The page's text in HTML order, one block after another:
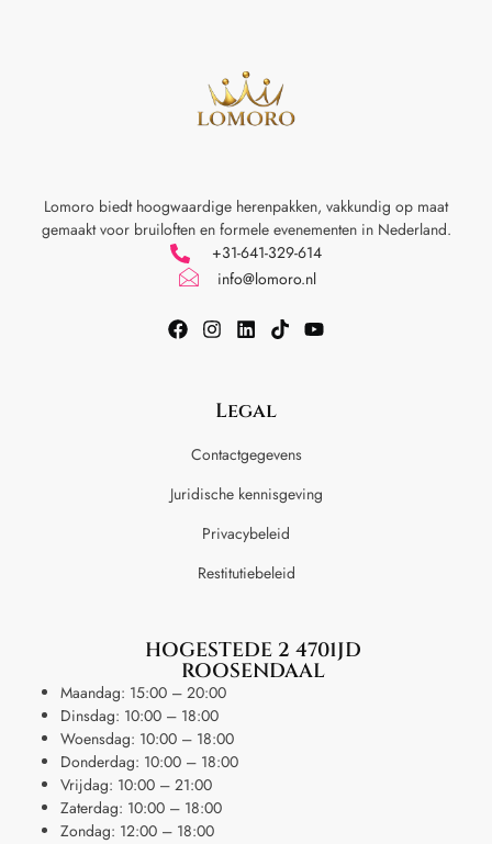
Lomoro biedt hoogwaardige herenpakken, vakkundig op maat
gemaakt voor bruiloften en formele evenementen in Nederland.
+31-641-329-614
info@lomoro.nl
Legal
Contactgegevens
Juridische kennisgeving
Privacybeleid
Restitutiebeleid
HOGESTEDE 2 4701JD
ROOSENDAAL
Maandag: 15:00 – 20:00
Dinsdag: 10:00 – 18:00
Woensdag: 10:00 – 18:00
Donderdag: 10:00 – 18:00
Vrijdag: 10:00 – 21:00
Zaterdag: 10:00 – 18:00
Zondag: 12:00 – 18:00